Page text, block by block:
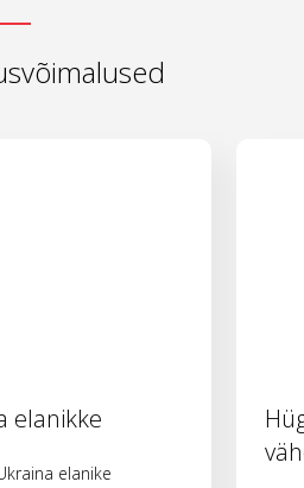
elanikke
elanike